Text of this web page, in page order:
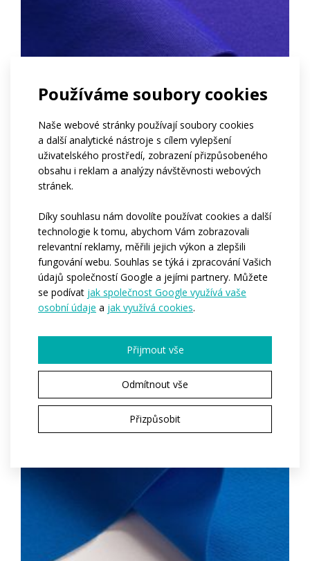
Používáme soubory cookies
Naše webové stránky používají soubory cookies
a další analytické nástroje s cílem vylepšení
uživatelského prostředí, zobrazení přizpůsobeného
obsahu i reklam a analýzy návštěvnosti webových
stránek.
Díky souhlasu nám dovolíte používat cookies a další
technologie k tomu, abychom Vám zobrazovali
relevantní reklamy, měřili jejich výkon a zlepšili
fungování webu. Souhlas se týká i zpracování Vašich
údajů společností Google a jejími partnery. Můžete
se podívat jak společnost Google využívá vaše
osobní údaje a jak využívá cookies.
Přijmout vše
Odmítnout vše
Přizpůsobit
Prusia